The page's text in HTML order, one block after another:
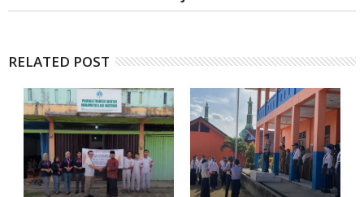
RELATED POST